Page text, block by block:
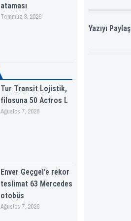
ataması
Temmuz 3, 2026
Tur Transit Lojistik,
filosuna 50 Actros L
Ağustos 7, 2026
Enver Geçgel’e rekor
teslimat 63 Mercedes
otobüs
Ağustos 7, 2026
Yazıyı